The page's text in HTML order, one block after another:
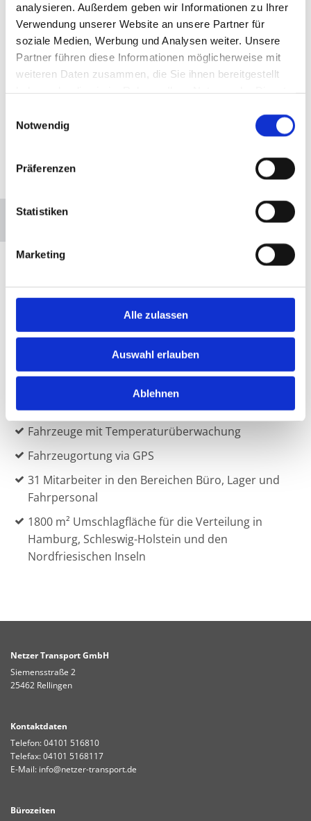
analysieren. Außerdem geben wir Informationen zu Ihrer
Verwendung unserer Website an unsere Partner für
soziale Medien, Werbung und Analysen weiter. Unsere
Partner führen diese Informationen möglicherweise mit
weiteren Daten zusammen, die Sie ihnen bereitgestellt
Notwendig
Präferenzen
Statistiken
Marketing
Alle zulassen
Auswahl erlauben
Ablehnen
18 eigene LKW von 7,5 bis 40 to
Fahrzeuge mit Temperaturüberwachung
Fahrzeugortung via GPS
31 Mitarbeiter in den Bereichen Büro, Lager und
Fahrpersonal
1800 m² Umschlagfläche für die Verteilung in
Hamburg, Schleswig-Holstein und den
Nordfriesischen Inseln
Netzer Transport GmbH
Siemensstraße 2
25462 Rellingen
Kontaktdaten
Telefon:04101 516810
Telefax: 04101 5168117
E-Mail: info@netzer-transport.de
Bürozeiten